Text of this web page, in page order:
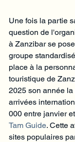
Une fois la partie
question de
à Zanzibar se
groupe
place à la
touristique de
2025 son année
arrivées
000 entre janvier
Tam Guide. Cette
sites populaires